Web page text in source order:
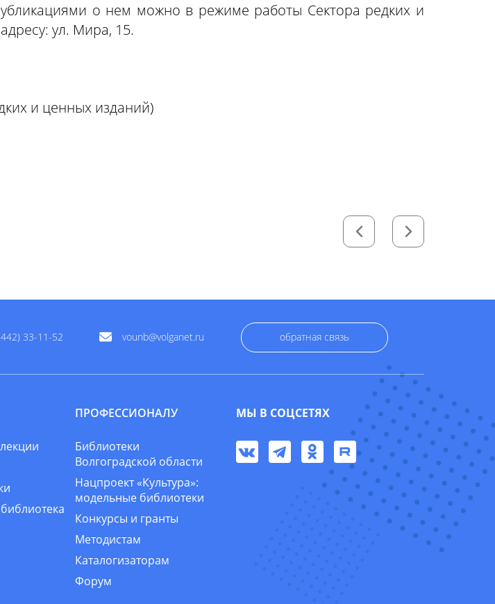
о нем можно в режиме работы Сектора редких и
ул. Мира, 15.
и ценных изданий)
33-11-52 vounb@volganet.ru обратная связь
ПРОФЕССИОНАЛУ
Библиотеки
Волгоградской области
Нацпроект «Культура»:
модельные библиотеки
Конкурсы и гранты
Методистам
Каталогизаторам
Форум
МЫ В СОЦСЕТЯХ